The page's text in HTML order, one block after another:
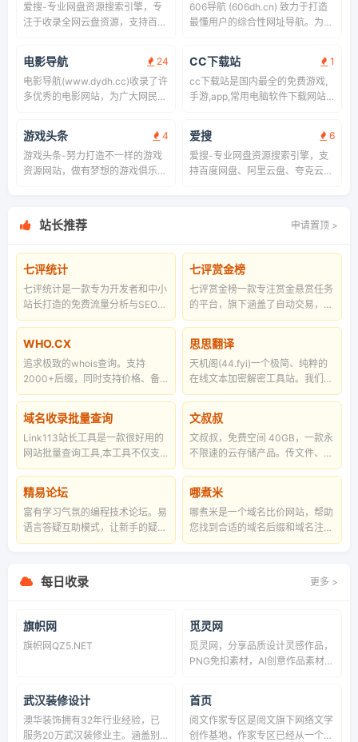
录娱乐网站、批发网站、特殊小众
新网站等分类的网址和内容,让您
看么福利网开始。
爱搜-专业网盘资源搜索引擎，专
注于收录全网云盘资源，支持百度
云盘等网盘资源的全文检索。 实
时更新，海量资源。您想要的这里
都有！
606导航 (606dh.cn) 致力于打造
最懂用户的综合性网址导航。为您
活、游戏娱乐等数万个优质站点，
界面简
电影导航
24
电影导航(www.dydh.cc)收录了许
多优秀的电影网站，为广大网民提
动收录网站的功能实现网站秒收
录。
CC下载站
1
cc下载站是国内最全的免费游戏,
手游,app,常用电脑软件下载网站,
下载从cc下载站开始,cc下载站只
提供绿色、无毒、无插件、无木马
的纯绿色软件下载站。{n}
游戏头条
4
游戏头条-努力打造不一样的游戏
资源网站，做有梦想的游戏俱乐
爱搜
6
爱搜-专业网盘资源搜索引擎，支
持百度网盘、阿里云盘、夸克云
站长推荐 申请置顶 >
七评统计
七评统计是一款专为开发者和中小
站长打造的免费流量分析与SEO诊
断系统。提供轻量级实时访问统
测及收录分析服务。极简代码接
入，异步加载不卡顿，助力网站流
量高效增长。
七评赏金榜
七评赏金榜一款专注赏金悬赏任务
的平台，旗下涵盖了自动交易，普
通交易，竞拍交易等业务，帮助朋
友们快速解决问题和赚取收益。
WHO.CX
追求极致的whois查询。支持
2000+后缀，同时支持价格、备
案和IANA查询，提炼有效数据，
时区自动转换，国别城市自动转中
文，域名重要状态提示
思思翻译
天机阁(44.fyi)一个极简、纯粹的
在线文本加密解密工具站。我们摒
弃了繁杂的注册流程和多余的广告
干扰，只专注于“信息隐藏”这一件
事。支持摩斯密码（含中文支
持）、萌宠密语、水果符号等多种
编码方式。打开即用，用完即走，
全本地运算确保绝对隐私。无论你
是想保护账号密码，还是想体验一
把间谍般的加密通话，天机阁都能
在一秒钟内满足你的需求。大道至
简，大音希声，你的秘密，由此隐
形。
域名收录批量查询
Link113站长工具是一款很好用的
网站批量查询工具,本工具不仅支
持百度,搜狗以及必应等搜索引擎
的收录批量查询以及网站标题批量
查询外还支持域名注册时间/域名
到期时间/域名年龄,网站权重,网址
安全等批量查询。
文叔叔
文叔叔，免费空间 40GB，一款永
不限速的云存储产品。传文件、收
文件、网盘，还支持历史记录等高
级功能。
精易论坛
富有学习气氛的编程技术论坛。易
语言答疑互助模式，让新手的疑问
得到解决，让高手接到软件定制业
哪煮米
哪煮米是一个域名比价网站，帮助
您找到合适的域名后缀和域名注册
商。
每日收录 更多 >
旗帜网
旗帜网QZ5.NET
觅灵网
觅灵网，分享品质设计灵感作品，
PNG免扣素材，AI创意作品素材分
武汉装修设计
澳华装饰拥有32年行业经验，已
服务20万武汉装修业主。涵盖别
首页
阅文作家专区是阅文旗下网络文学
创作基地，作家专区已经从一个简